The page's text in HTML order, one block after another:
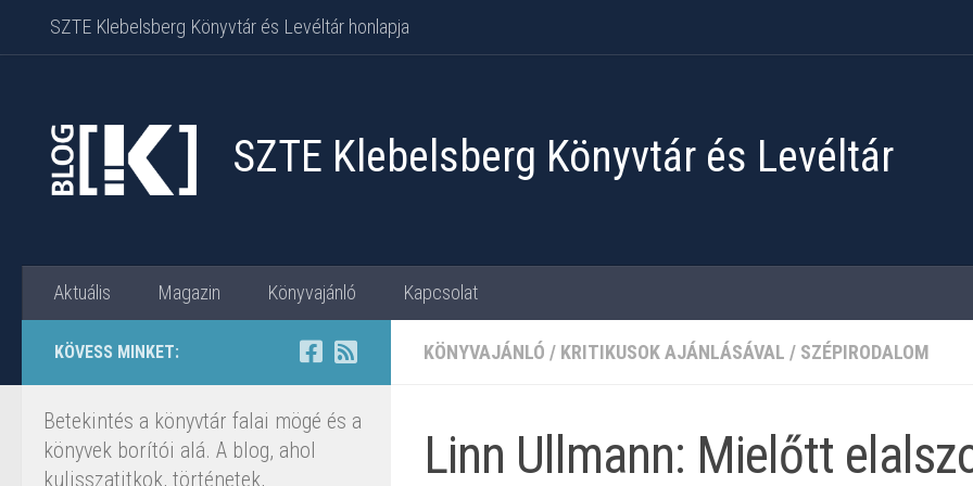
Skip to content
SZTE Klebelsberg Könyvtár és Levéltár honlapja
SZTE Klebelsberg Könyvtár és Levéltár
Aktuális Magazin Könyvajánló Kapcsolat
KÖNYVAJÁNLÓ / KRITIKUSOK AJÁNLÁSÁVAL / SZÉPIRODALOM
Linn Ullmann: Mielőtt
KÖVESS MINKET:
Betekintés a könyvtár falai mögé és a
könyvek borítói alá. A blog, ahol
kulisszatitkok, történetek,